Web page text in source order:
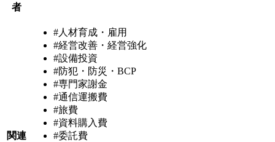
者
関連
#人材育成・雇用
#経営改善・経営強化
#設備投資
#防犯・防災・BCP
#専門家謝金
#通信運搬費
#旅費
#資料購入費
#委託費